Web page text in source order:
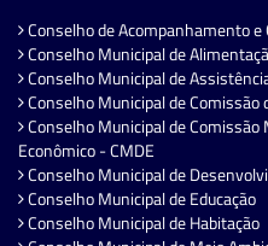
Conselho de Acompanhamento e
Conselho Municipal de
Conselho Municipal de
Conselho Municipal de Comissão
Conselho Municipal de
Econômico - CMDE
Conselho Municipal de
Conselho Municipal de Educação
Conselho Municipal de Habitação